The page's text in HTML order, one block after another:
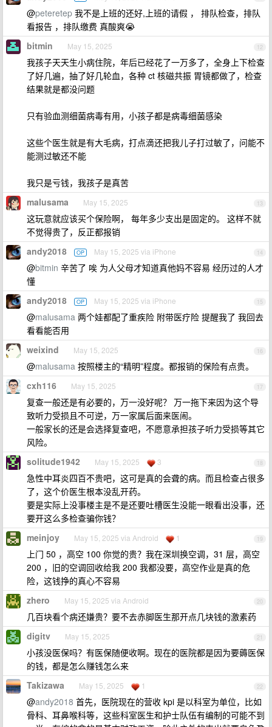
@peteretep 我不是上班的还好,上班的请假 ， 排队检查，排队
看报告 ，排队缴费 真酸爽😭
12
bitmin May 15, 2025
我孩子天天生小病住院，年后已经花了一万多了，全身上下检查
了好几遍，抽了好几轮血，各种 ct 核磁共振 胃镜都做了，检查
结果就是都没问题
只有验血测细菌病毒有用，小孩子都是病毒细菌感染
这些个医生就是有大毛病，打点滴还把我儿子打过敏了，问能不
能测过敏还不能
我只是亏钱，我孩子是真苦
13
malusama May 15, 2025
这玩意就应该买个保险啊， 每年多少支出是固定的。 这样不就
不觉得贵了，反正都报销
14
andy2018 OP May 15, 2025 via iPhone
@bitmin 辛苦了 唉 为人父母才知道真他妈不容易 经历过的人才
懂
15
andy2018 OP May 15, 2025 via iPhone
@malusama 两个娃都配了重疾险 附带医疗险 提醒我了 我回去
看看能否用
16
weixind May 15, 2025
@malusama 按照楼主的“精明”程度。都报销的保险有点贵。
17
cxh116 May 15, 2025
复查一般还是有必要的，万一没好呢？ 万一拖下来因为这个导
致听力受损且不可逆，万一家属后面来医闹。
一般家长的还是会选择复查吧，不愿意承担孩子听力受损等其它
风险。
18
solitude1942 May 15, 2025 3
急性中耳炎四百不贵吧，这可是真的会聋的病。而且检查占很多
了，这个价医生根本没乱开药。
要是实际上没事楼主是不是还要吐槽医生没能一眼看出没事，还
要开这么多检查骗你钱？
19
meinjoy May 15, 2025 via Android 1
上门 50 ，高空 100 你觉的贵？我在深圳换空调，31 层，高空
200 ，旧的空调回收给我 200 我都没要，高空作业是真的危
险，这钱挣的真心不容易
20
zhero May 15, 2025 via Android
几百块看个病还嫌贵？要不去赤脚医生那开点几块钱的激素药
21
digitv May 15, 2025
小孩没医保吗？有医保随便收啊。现在的医院都是因为要薅医保
的钱，都是怎么赚钱怎么来
22
Takizawa May 15, 2025 1
@andy2018 首先，医院现在的营收 kpi 是以科室为单位，比如
骨科、耳鼻喉科等，这些科室医生和护士队伍有编制的可能不到